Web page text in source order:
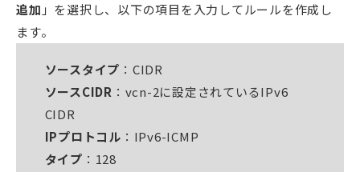
追加 」を選択し、以下の項目を入力してルールを作成し
ます。
ソースタイプ ：CIDR
ソースCIDR ：vcn-2に設定されているIPv6
CIDR
IPプロトコル ：IPv6-ICMP
タイプ ：128